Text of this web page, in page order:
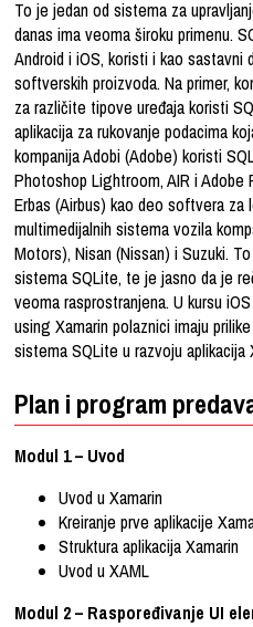
To je jedan od sistema za
danas ima veoma široku primenu.
Android i iOS, koristi i kao sastavni
softverskih proizvoda. Na primer,
za različite tipove uređaja koristi
aplikacija za rukovanje podacima
kompanija Adobi (Adobe) koristi
Photoshop Lightroom, AIR i Adobe
Erbas (Airbus) kao deo softvera
multimedijalnih sistema vozila
Motors), Nisan (Nissan) i Suzuki.
sistema SQLite, te je jasno da je
veoma rasprostranjena. U kursu
using Xamarin polaznici imaju
sistema SQLite u razvoju aplikacija
Plan i program
Modul 1 – Uvod
Uvod u Xamarin
Kreiranje prve aplikacije
Struktura aplikacija Xamarin
Uvod u XAML
Modul 2 – Raspoređivanje UI